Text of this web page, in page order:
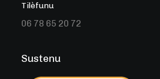
Tilèfunu
06 78 65 20 72
Sustenu